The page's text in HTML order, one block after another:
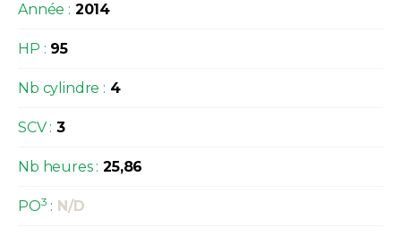
Année : 2014
HP : 95
Nb cylindre : 4
SCV : 3
Nb heures : 25,86
PO3 : N/D